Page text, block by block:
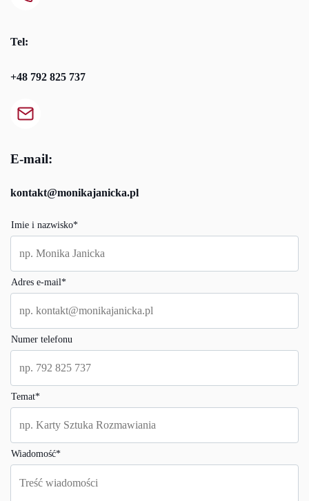
Tel:
+48 792 825 737
E-mail:
kontakt@monikajanicka.pl
Imie i nazwisko*
Adres e-mail*
Numer telefonu
Temat*
Wiadomość*